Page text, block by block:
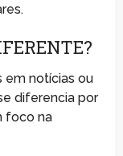
em notícias ou
diferencia por
foco na